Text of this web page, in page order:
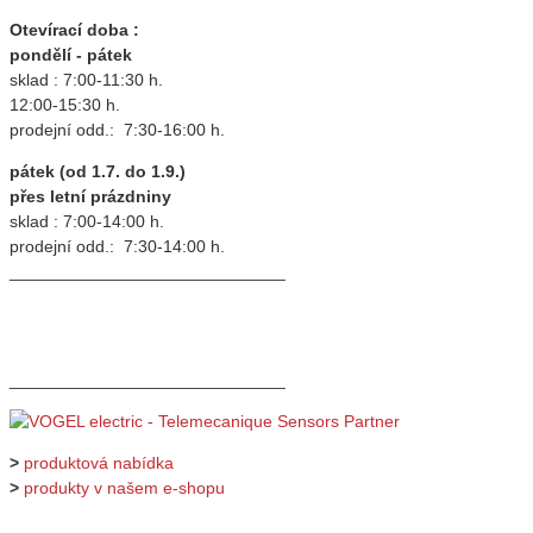
Otevírací doba :
pondělí - pátek
sklad : 7:00-11:30 h.
12:00-15:30 h.
prodejní odd.: 7:30-16:00 h.
pátek (od 1.7. do 1.9.)
přes letní prázdniny
sklad : 7:00-14:00 h.
prodejní odd.: 7:30-14:00 h.
> produktová nabídka
> produkty v našem e-shopu